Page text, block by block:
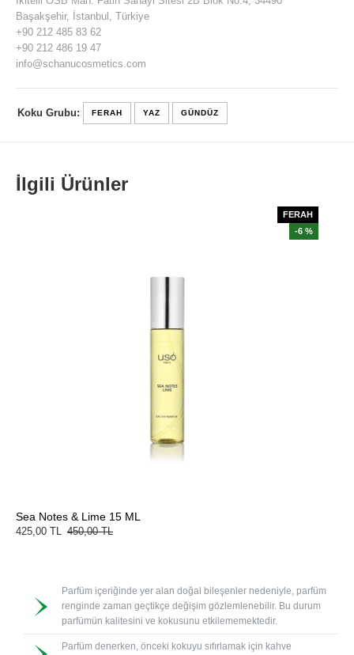
Başakşehir, İstanbul, Türkiye
+90 212 485 83 62
+90 212 486 19 47
info@schanucosmetics.com
Koku Grubu: FERAH YAZ GÜNDÜZ
İlgili Ürünler
FERAH
-6 %
Sea Notes & Lime 15 ML
425,00 TL 450,00 TL
Parfüm içeriğinde yer alan doğal bileşenler nedeniyle, parfüm
renginde zaman geçtikçe değişim gözlemlenebilir. Bu durum
parfümün kalitesini ve kokusunu etkilememektedir.
Parfüm denerken, önceki kokuyu sıfırlamak için kahve